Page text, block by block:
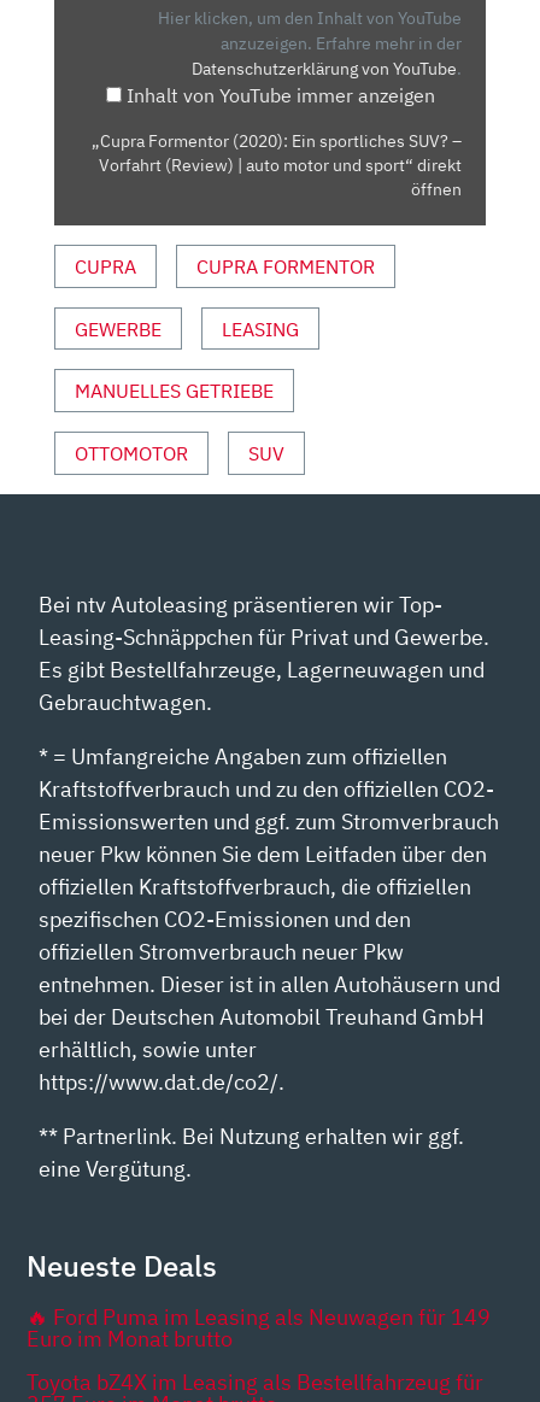
SPORTLICHES
VORFAHRT
(REVIEW)
UND
SPORT“
VON
YOUTUBE
Hier klicken, um den Inhalt von YouTube
anzuzeigen. Erfahre mehr in der
Datenschutzerklärung von YouTube.
Inhalt von YouTube immer anzeigen
„Cupra Formentor (2020): Ein sportliches SUV? –
Vorfahrt (Review) | auto motor und sport“ direkt
öffnen
CUPRA CUPRA FORMENTOR
GEWERBE LEASING
MANUELLES GETRIEBE
OTTOMOTOR SUV
Bei ntv Autoleasing präsentieren wir Top-
Leasing-Schnäppchen für Privat und Gewerbe.
Es gibt Bestellfahrzeuge, Lagerneuwagen und
Gebrauchtwagen.
* = Umfangreiche Angaben zum offiziellen
Kraftstoffverbrauch und zu den offiziellen CO2-
Emissionswerten und ggf. zum Stromverbrauch
neuer Pkw können Sie dem Leitfaden über den
offiziellen Kraftstoffverbrauch, die offiziellen
spezifischen CO2-Emissionen und den
offiziellen Stromverbrauch neuer Pkw
entnehmen. Dieser ist in allen Autohäusern und
bei der Deutschen Automobil Treuhand GmbH
erhältlich, sowie unter
https://www.dat.de/co2/.
** Partnerlink. Bei Nutzung erhalten wir ggf.
eine Vergütung.
Neueste Deals
🔥 Ford Puma im Leasing als Neuwagen für 149
Euro im Monat brutto
Toyota bZ4X im Leasing als Bestellfahrzeug für